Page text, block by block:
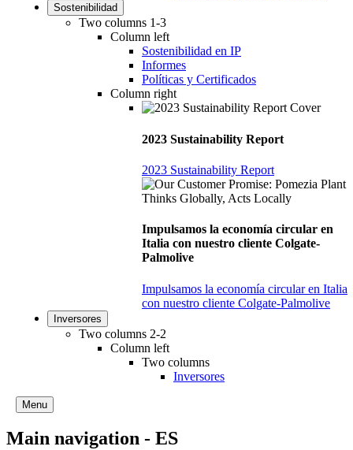
Sostenibilidad
Two columns 1-3
Column left
Sostenibilidad en IP
Informes
Políticas y Certificados
Column right
2023 Sustainability Report
2023 Sustainability Report
Impulsamos la economía circular en
Italia con nuestro cliente Colgate-
Palmolive
Impulsamos la economía circular en Italia
con nuestro cliente Colgate-Palmolive
Inversores
Two columns 2-2
Column left
Two columns
Inversores
Menu
Main navigation - ES